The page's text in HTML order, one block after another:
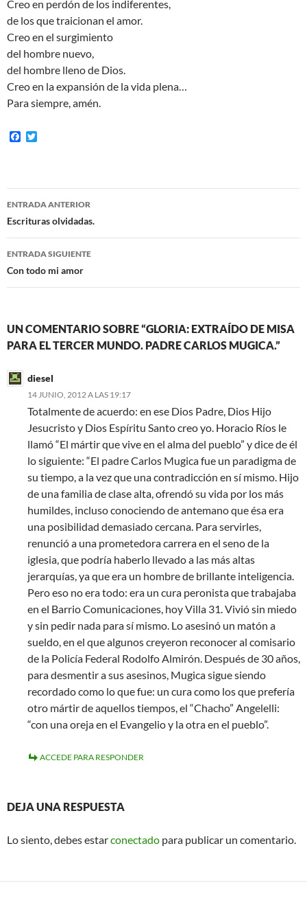
Creo en perdón de los indiferentes,
de los que traicionan el amor.
Creo en el surgimiento
del hombre nuevo,
del hombre lleno de Dios.
Creo en la expansión de la vida plena…
Para siempre, amén.
F
o
o
e
r
Navegación
de
entradas
ENTRADA ANTERIOR
Escrituras olvidadas.
ENTRADA SIGUIENTE
Con todo mi amor
UN COMENTARIO SOBRE “GLORIA: EXTRAÍDO DE MISA
PARA EL TERCER MUNDO. PADRE CARLOS MUGICA.”
diesel
14 JUNIO, 2012 A LAS 19:17
Totalmente de acuerdo: en ese Dios Padre, Dios Hijo
Jesucristo y Dios Espíritu Santo creo yo. Horacio Ríos le
llamó “El mártir que vive en el alma del pueblo” y dice de él
lo siguiente: “El padre Carlos Mugica fue un paradigma de
su tiempo, a la vez que una contradicción en sí mismo. Hijo
de una familia de clase alta, ofrendó su vida por los más
humildes, incluso conociendo de antemano que ésa era
una posibilidad demasiado cercana. Para servirles,
renunció a una prometedora carrera en el seno de la
iglesia, que podría haberlo llevado a las más altas
jerarquías, ya que era un hombre de brillante inteligencia.
Pero eso no era todo: era un cura peronista que trabajaba
en el Barrio Comunicaciones, hoy Villa 31. Vivió sin miedo
y sin pedir nada para sí mismo. Lo asesinó un matón a
sueldo, en el que algunos creyeron reconocer al comisario
de la Policía Federal Rodolfo Almirón. Después de 30 años,
para desmentir a sus asesinos, Mugica sigue siendo
recordado como lo que fue: un cura como los que prefería
otro mártir de aquellos tiempos, el “Chacho” Angelelli:
“con una oreja en el Evangelio y la otra en el pueblo”.
ACCEDE PARA RESPONDER
DEJA UNA RESPUESTA
Lo siento, debes estarconectado para publicar un comentario.